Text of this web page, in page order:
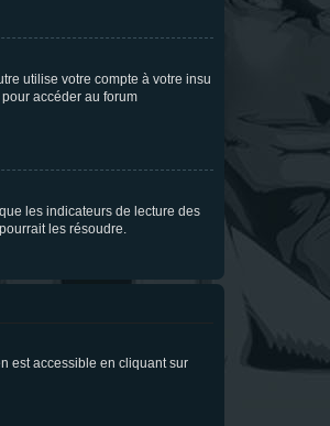
utilise votre compte à votre insu
accéder au forum
les indicateurs de lecture des
les résoudre.
est accessible en cliquant sur